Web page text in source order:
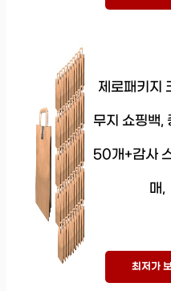
제로패키지
무지 쇼핑백,
50개+감사
매,
최저가